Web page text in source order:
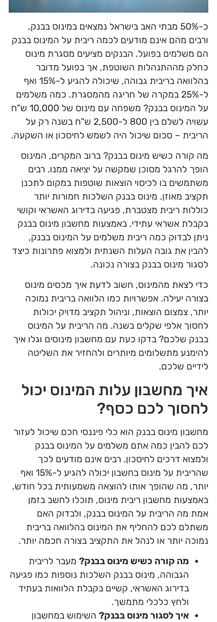
כ-50% מבתי האב בישראל נמצאים במינוס בבנק,
ורבים מהם אינם מודעים לכמה ריבית על המינוס בבנק
הם משלמים בפועל. הבנקים מציעים מסגרת מינוס
כחלק מההתנהלות השוטפת, אך בפועל מדובר
בהלוואה בריבית גבוהה, שיכולה להגיע ל-15% ואף
ל-25% במקרה של חריגה מהמסגרת. כמה משלמים
על המינוס בבנק? משפחה עם מינוס של 10,000 ש"ח
עשויה לשלם בין 800 ל-2,500 ש"ח בשנה רק על
הריבית – סכום שיכול היה לשמש לחיסכון או השקעה.
מה קורה כשיש מינוס בבנק? ברוב המקרים, המינוס
הופך להרגל מסוכן שמקשה על יציאה ממנו. רבים
משתמשים בו לכיסוי הוצאות שוטפות במקום לתכנן
תקציב מאוזן. מינוס בבנק השלכות חמורות יותר
כוללות ריבית מצטברת, פגיעה בדירוג האשראי וקושי
בקבלת אשראי עתידי. באמצעות מחשבון מינוס בבנק
ניתן לבדוק כמה ריבית משלמים על המינוס בבנק,
להבין את גובה העלות השנתית ולמצוא פתרונות כיצד
לסגור מינוס בבנק בצורה נכונה.
כדי לצאת מהמינוס, חשוב לדעת איך מכסים מינוס
בצורה יעילה. אפשרויות כמו הלוואה בריבית נמוכה
יותר, צמצום הוצאות, וניהול תקציב מדויק יכולות
לחסוך אלפי שקלים בשנה. מה הריבית על המינוס
בבנק שלכם? בדקו כעת עם מחשבון מינוסים וגלו איך
להימנע מתשלומים מיותרים ולהחזיר את השליטה
לידיים שלכם.
איך מחשבון עלות המינוס יכול
לחסוך לכם כסף?
מחשבון מינוס בבנק הוא כלי פיננסי חכם שיכול לעזור
לכם להבין כמה אתם משלמים על המינוס בבנק
ולמצוא דרכים לחיסכון. רבים אינם מודעים לכך
שהריבית על מינוס בחשבון יכולה להגיע ל-15% ואף
יותר, מה שהופך אותו להוצאה משמעותית בכל חודש.
באמצעות מחשבון ריבית מינוס, תוכלו לחשב בזמן
אמת מה הריבית על המינוס בבנק, ולבדוק האם
משתלם לכם להחליף את המינוס בהלוואה בריבית
נמוכה יותר או לנהל את התקציב בצורה חכמה יותר.
מה קורה כשיש מינוס בבנק?מעבר לריבית
הגבוהה, מינוס בבנק השלכות נוספות כמו פגיעה
בדירוג האשראי, קשיים בקבלת הלוואות בעתיד
ולחץ כלכלי מתמשך.
איך לסגור מינוס בבנק?השימוש במחשבון